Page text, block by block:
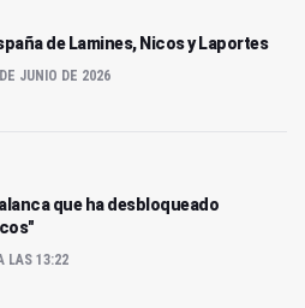
de Lamines, Nicos y Laportes
JUNIO DE 2026
que ha desbloqueado
LAS 13:22